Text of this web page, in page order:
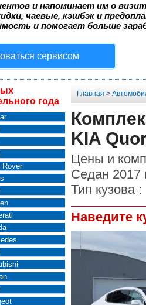
и напоминает им о
чаевые, кэшбэк и
и помогает больше
сервисом
года
Rover
Главная >
KIA
Цены и
Седан 2017
Тип кузова :
Наведите